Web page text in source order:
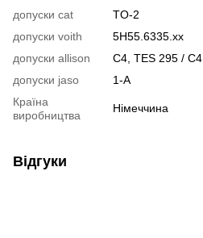
допуски cat
TO-2
допуски voith
5H55.6335.xx
допуски allison
C4, TES 295 / C4
допуски jaso
1-A
Країна
виробництва
Німеччина
Відгуки